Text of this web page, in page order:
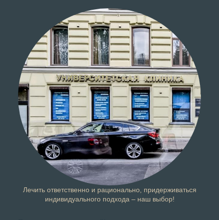
Лечить ответственно и рационально, придерживаться
индивидуального подхода – наш выбор!